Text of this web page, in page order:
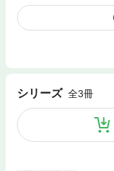
シリーズ 全3冊